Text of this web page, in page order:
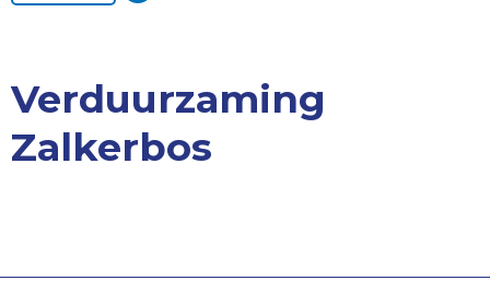
Verduurzaming
Zalkerbos